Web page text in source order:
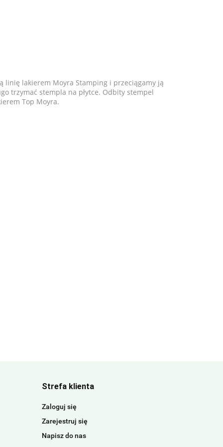
linię lakierem Moyra Stamping i przeciągamy ją
trzymać stempla na płytce. Odbity stempel
Top Moyra.
Strefa klienta
Zaloguj się
Zarejestruj się
Napisz do nas